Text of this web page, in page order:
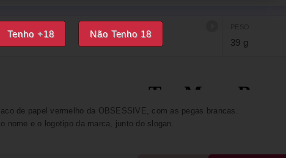
Tenho +18 Não Tenho 18
39 g
de papel vermelho da OBSESSIVE, com as pegas brancas.
nome e o logotipo da marca, junto do slogan.